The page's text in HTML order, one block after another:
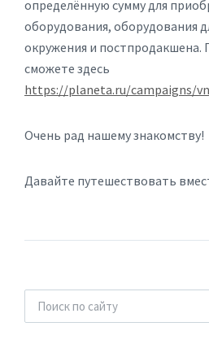
определённую сумму для
оборудования, оборудования
окружения и
сможете здесь
https://planeta.ru/campaigns/
Очень рад нашему знакомству!
Давайте путешествовать